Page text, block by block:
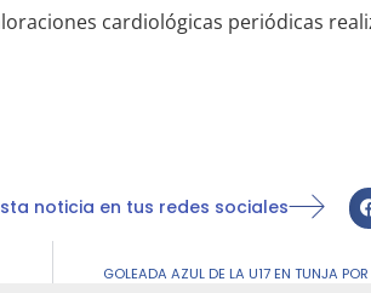
cardiológicas periódicas
noticia en tus redes sociales
GOLEADA AZUL DE LA U17 EN TUNJA